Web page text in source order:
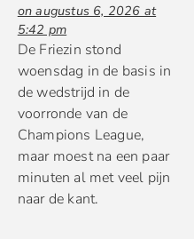
on augustus 6, 2026 at
5:42 pm
De Friezin stond
woensdag in de basis in
de wedstrijd in de
voorronde van de
Champions League,
maar moest na een paar
minuten al met veel pijn
naar de kant.